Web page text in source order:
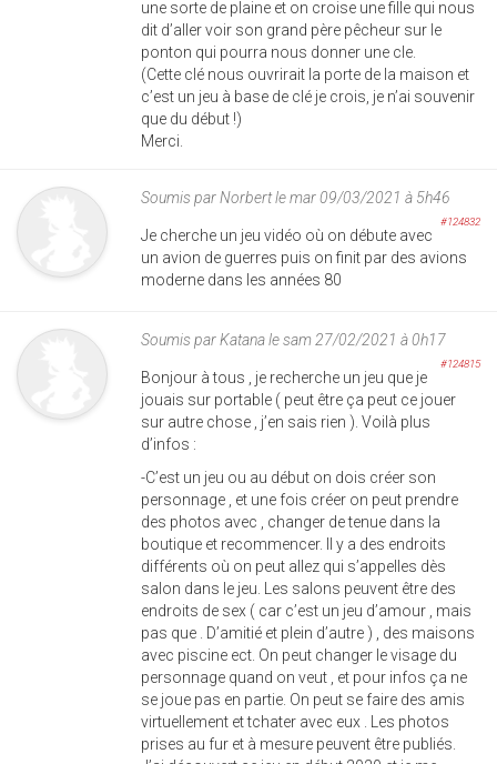
une sorte de plaine et on croise une fille qui nous
dit d’aller voir son grand père pêcheur sur le
ponton qui pourra nous donner une cle.
(Cette clé nous ouvrirait la porte de la maison et
c’est un jeu à base de clé je crois, je n’ai souvenir
que du début !)
Merci.
Soumis parNorbertle mar 09/03/2021 à 5h46
#124832
Je cherche un jeu vidéo où on débute avec
un avion de guerres puis on finit par des avions
moderne dans les années 80
Soumis parKatanale sam 27/02/2021 à 0h17
#124815
Bonjour à tous , je recherche un jeu que je
jouais sur portable ( peut être ça peut ce jouer
sur autre chose , j’en sais rien ). Voilà plus
d’infos :
-C’est un jeu ou au début on dois créer son
personnage , et une fois créer on peut prendre
des photos avec , changer de tenue dans la
boutique et recommencer. Il y a des endroits
différents où on peut allez qui s’appelles dès
salon dans le jeu. Les salons peuvent être des
endroits de sex ( car c’est un jeu d’amour , mais
pas que . D’amitié et plein d’autre ) , des maisons
avec piscine ect. On peut changer le visage du
personnage quand on veut , et pour infos ça ne
se joue pas en partie. On peut se faire des amis
virtuellement et tchater avec eux . Les photos
prises au fur et à mesure peuvent être publiés.